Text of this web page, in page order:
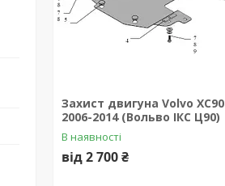
Захист двигуна Volvo XC90
2006-2014 (Вольво ІКС Ц90)
В наявності
від 2 700 ₴